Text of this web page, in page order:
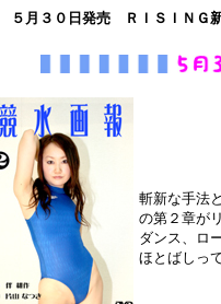
５月３０日発売 ＲＩＳＩＮ
斬新な手法
の第２章が
ダンス、ロ
ほとばしっ